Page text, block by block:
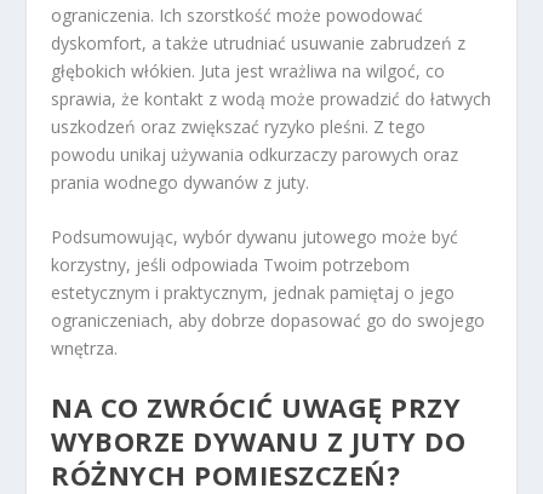
ograniczenia. Ich szorstkość może powodować
dyskomfort, a także utrudniać usuwanie zabrudzeń z
głębokich włókien. Juta jest wrażliwa na wilgoć, co
sprawia, że kontakt z wodą może prowadzić do łatwych
uszkodzeń oraz zwiększać ryzyko pleśni. Z tego
powodu unikaj używania odkurzaczy parowych oraz
prania wodnego dywanów z juty.
Podsumowując, wybór dywanu jutowego może być
korzystny, jeśli odpowiada Twoim potrzebom
estetycznym i praktycznym, jednak pamiętaj o jego
ograniczeniach, aby dobrze dopasować go do swojego
wnętrza.
NA CO ZWRÓCIĆ UWAGĘ PRZY
WYBORZE DYWANU Z JUTY DO
RÓŻNYCH POMIESZCZEŃ?